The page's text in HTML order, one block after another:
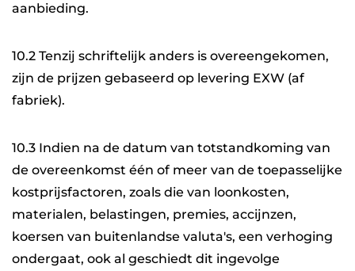
aanbieding.
10.2 Tenzij schriftelijk anders is overeengekomen,
zijn de prijzen gebaseerd op levering EXW (af
fabriek).
10.3 Indien na de datum van totstandkoming van
de overeenkomst één of meer van de toepasselijke
kostprijsfactoren, zoals die van loonkosten,
materialen, belastingen, premies, accijnzen,
koersen van buitenlandse valuta's, een verhoging
ondergaat, ook al geschiedt dit ingevolge